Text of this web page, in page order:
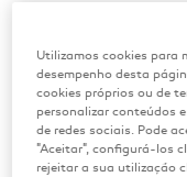
Utilizamos cookies para
desempenho desta
cookies próprios ou de
personalizar conteúdos
de redes sociais. Pode
"Aceitar", configurá-los
rejeitar a sua utilização